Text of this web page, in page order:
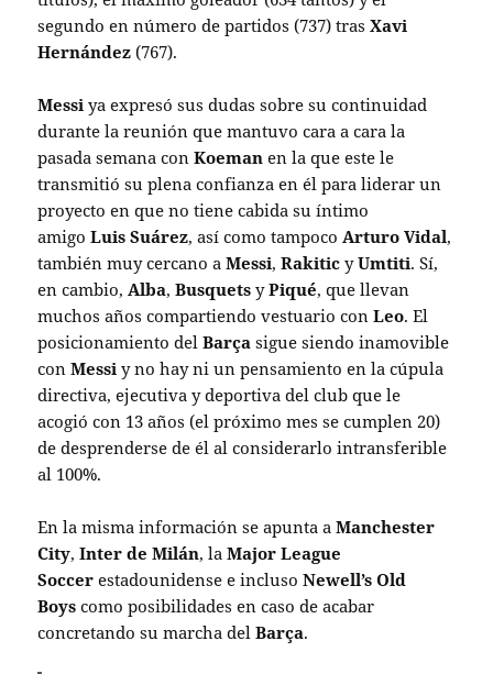
segundo en número de partidos (737) trasXavi
Hernández (767).
Messiya expresó sus dudas sobre su continuidad
durante la reunión que mantuvo cara a cara la
pasada semana conKoemanen la que este le
transmitió su plena confianza en él para liderar un
proyecto en que no tiene cabida su íntimo
amigoLuisSuárez, así como tampocoArturoVidal,
también muy cercano aMessi,RakiticyUmtiti. Sí,
en cambio,Alba,BusquetsyPiqué, que llevan
muchos años compartiendo vestuario conLeo. El
posicionamiento delBarçasigue siendo inamovible
conMessiy no hay ni un pensamiento en la cúpula
directiva, ejecutiva y deportiva del club que le
acogió con 13 años (el próximo mes se cumplen 20)
de desprenderse de él al considerarlo intransferible
al 100%.
En la misma información se apunta aManchester
City,Inter de Milán, laMajor League
Soccer estadounidense e inclusoNewell’s Old
Boys como posibilidades en caso de acabar
concretando su marcha delBarça.